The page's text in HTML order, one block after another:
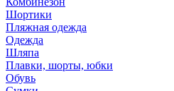
Шортики
Пляжная одежда
Одежда
Шляпа
Плавки, шорты, юбки
Обувь